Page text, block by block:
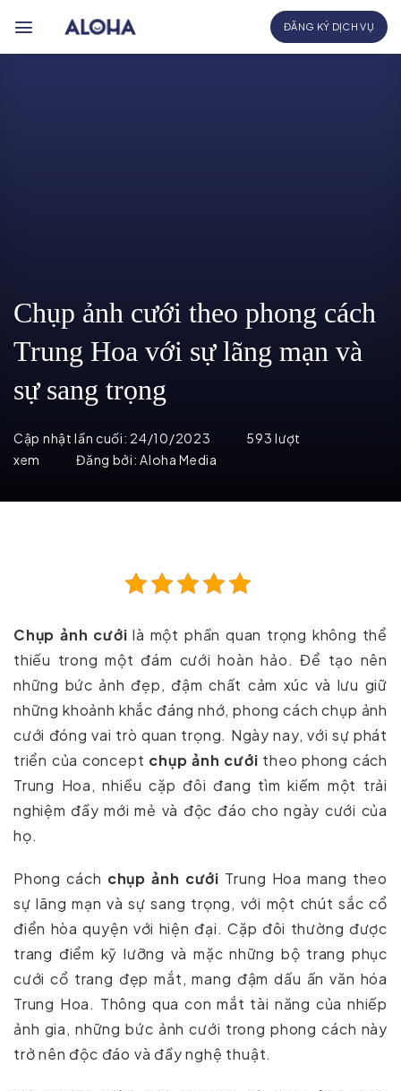
qua
ĐĂNG KÝ DỊCH VỤ
Chụp ảnh cưới theo phong cách
Trung Hoa với sự lãng mạn và
sự sang trọng
Cập nhật lần cuối: 24/10/2023
593 lượt
xem
Đăng bởi:Aloha Media
Chụp ảnh cưới là một phần quan trọng không thể
thiếu trong một đám cưới hoàn hảo. Để tạo nên
những bức ảnh đẹp, đậm chất cảm xúc và lưu giữ
những khoảnh khắc đáng nhớ, phong cách chụp ảnh
cưới đóng vai trò quan trọng. Ngày nay, với sự phát
triển của concept chụp ảnh cưới theo phong cách
Trung Hoa, nhiều cặp đôi đang tìm kiếm một trải
nghiệm đầy mới mẻ và độc đáo cho ngày cưới của
họ.
Phong cách chụp ảnh cưới Trung Hoa mang theo
sự lãng mạn và sự sang trọng, với một chút sắc cổ
điển hòa quyện với hiện đại. Cặp đôi thường được
trang điểm kỹ lưỡng và mặc những bộ trang phục
cưới cổ trang đẹp mắt, mang đậm dấu ấn văn hóa
Trung Hoa. Thông qua con mắt tài năng của nhiếp
ảnh gia, những bức ảnh cưới trong phong cách này
trở nên độc đáo và đầy nghệ thuật.